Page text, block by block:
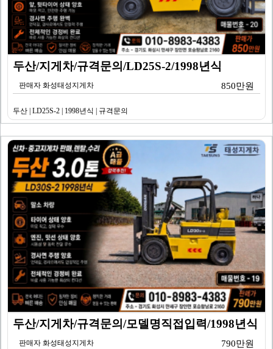
두산/지게차/규격문의/LD25S-2/1998년식
판매자 화성태성지게차 850만원
두산 | LD25S-2 | 1998년식 | 규격문의
두산/지게차/규격문의/모델명직접입력/1998년식
판매자 화성태성지게차 790만원